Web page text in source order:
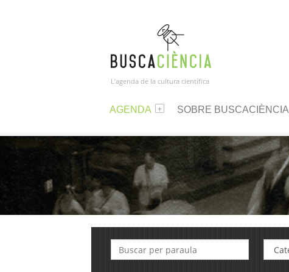
L’agenda de la cultura científica
AGENDA SOBRE BUSCACIÈNCIA